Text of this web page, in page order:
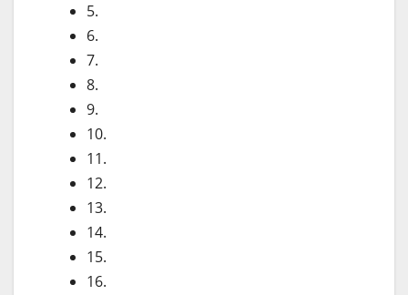
5.
6.
7.
8.
9.
10.
11.
12.
13.
14.
15.
16.